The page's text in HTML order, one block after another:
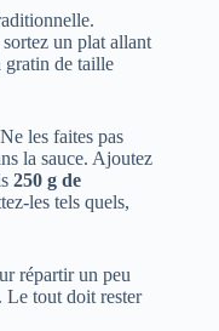
un plat allant
gratin de taille
les faites pas
la sauce. Ajoutez
250 g de
les tels quels,
répartir un peu
Le tout doit rester